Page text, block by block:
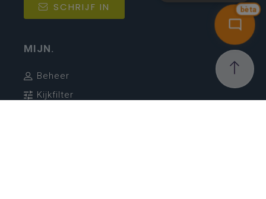
bèta
SCHRIJF IN
MIJN.
Beheer
Kijkfilter